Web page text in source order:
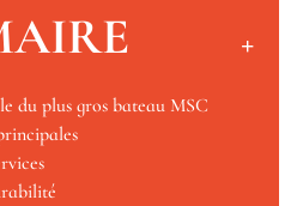
du plus gros bateau MSC